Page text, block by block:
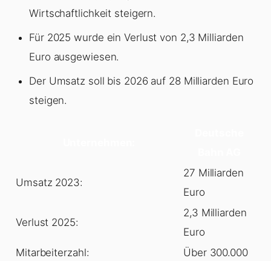
Wirtschaftlichkeit steigern.
Für 2025 wurde ein Verlust von 2,3 Milliarden
Euro ausgewiesen.
Der Umsatz soll bis 2026 auf 28 Milliarden Euro
steigen.
Umsatz 2023:
27 Milliarden
Euro
Verlust 2025:
2,3 Milliarden
Euro
Mitarbeiterzahl:
Über 300.000